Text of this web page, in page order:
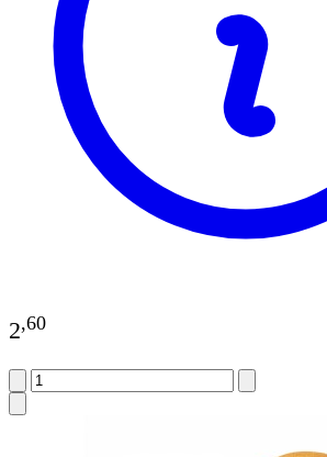
2,60